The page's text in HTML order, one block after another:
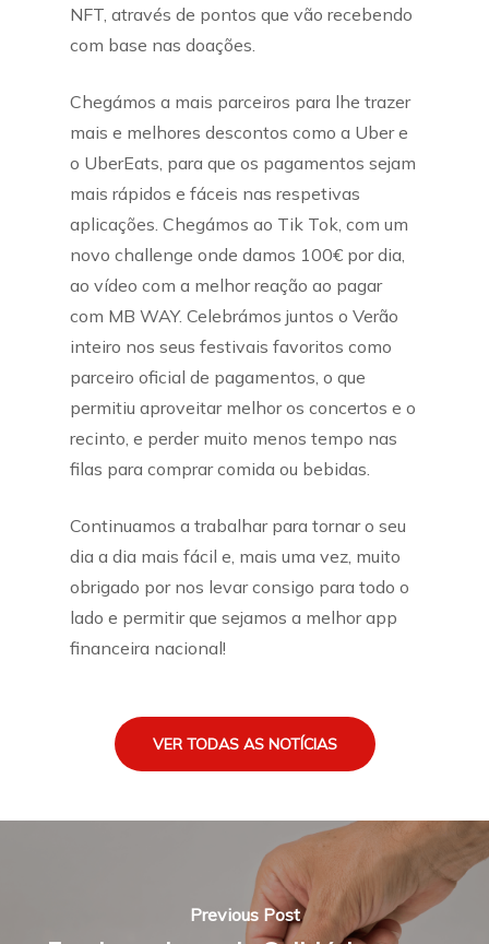
NFT, através de pontos que vão recebendo
com base nas doações.
Chegámos a mais parceiros para lhe trazer
mais e melhores descontos como a Uber e
o UberEats, para que os pagamentos sejam
mais rápidos e fáceis nas respetivas
aplicações. Chegámos ao Tik Tok, com um
novo challenge onde damos 100€ por dia,
ao vídeo com a melhor reação ao pagar
com MB WAY. Celebrámos juntos o Verão
inteiro nos seus festivais favoritos como
parceiro oficial de pagamentos, o que
permitiu aproveitar melhor os concertos e o
recinto, e perder muito menos tempo nas
filas para comprar comida ou bebidas.
Continuamos a trabalhar para tornar o seu
dia a dia mais fácil e, mais uma vez, muito
obrigado por nos levar consigo para todo o
lado e permitir que sejamos a melhor app
financeira nacional!
VER TODAS AS NOTÍCIAS
Previous Post